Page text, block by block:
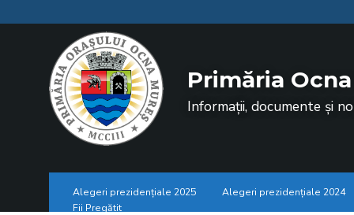
Primăria
Informații, documente și
Alegeri prezidențiale 2025 Alegeri prezidențiale 2024
Fii Pregătit